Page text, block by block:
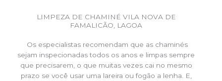
LIMPEZA DE CHAMINÉ VILA NOVA DE
FAMALICÃO, LAGOA
Os especialistas recomendam que as chaminés
sejam inspecionadas todos os anos e limpas sempre
que precisarem, o que muitas vezes cai no mesmo
prazo se você usar uma lareira ou fogão a lenha. E,